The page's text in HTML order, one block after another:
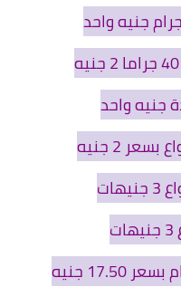
جنيه واحد
2 جنيه